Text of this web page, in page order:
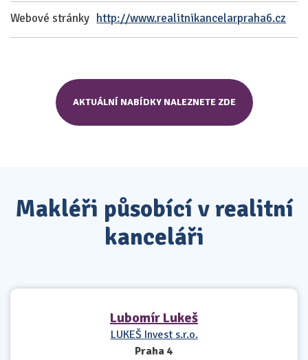
Webové stránky http://www.realitnikancelarpraha6.cz
AKTUÁLNÍ NABÍDKY NALEZNETE ZDE
Makléři působící v realitní
kanceláři
Lubomír Lukeš
LUKEŠ Invest s.r.o.
Praha 4